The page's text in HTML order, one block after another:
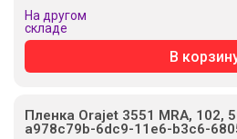
На другом
складе
В
Пленка Orajet 3551 MRA, 102,
a978c79b-6dc9-11e6-b3c6-